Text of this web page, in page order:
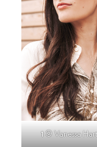
1 © Vanessa